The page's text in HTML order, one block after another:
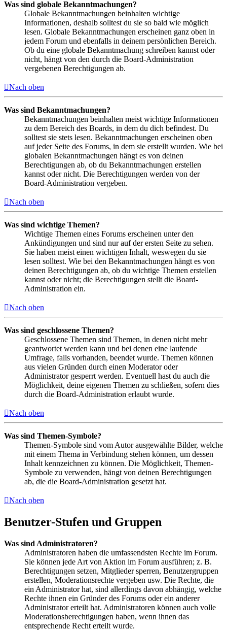
Was sind globale Bekanntmachungen?
Globale Bekanntmachungen beinhalten wichtige
Informationen, deshalb solltest du sie so bald wie möglich
lesen. Globale Bekanntmachungen erscheinen ganz oben in
jedem Forum und ebenfalls in deinem persönlichen Bereich.
Ob du eine globale Bekanntmachung schreiben kannst oder
nicht, hängt von den durch die Board-Administration
vergebenen Berechtigungen ab.
Nach oben
Was sind Bekanntmachungen?
Bekanntmachungen beinhalten meist wichtige Informationen
zu dem Bereich des Boards, in dem du dich befindest. Du
solltest sie stets lesen. Bekanntmachungen erscheinen oben
auf jeder Seite des Forums, in dem sie erstellt wurden. Wie bei
globalen Bekanntmachungen hängt es von deinen
Berechtigungen ab, ob du Bekanntmachungen erstellen
kannst oder nicht. Die Berechtigungen werden von der
Board-Administration vergeben.
Nach oben
Was sind wichtige Themen?
Wichtige Themen eines Forums erscheinen unter den
Ankündigungen und sind nur auf der ersten Seite zu sehen.
Sie haben meist einen wichtigen Inhalt, weswegen du sie
lesen solltest. Wie bei den Bekanntmachungen hängt es von
deinen Berechtigungen ab, ob du wichtige Themen erstellen
kannst oder nicht; die Berechtigungen stellt die Board-
Administration ein.
Nach oben
Was sind geschlossene Themen?
Geschlossene Themen sind Themen, in denen nicht mehr
geantwortet werden kann und bei denen eine laufende
Umfrage, falls vorhanden, beendet wurde. Themen können
aus vielen Gründen durch einen Moderator oder
Administrator gesperrt werden. Eventuell hast du auch die
Möglichkeit, deine eigenen Themen zu schließen, sofern dies
durch die Board-Administration erlaubt wurde.
Nach oben
Was sind Themen-Symbole?
Themen-Symbole sind vom Autor ausgewählte Bilder, welche
mit einem Thema in Verbindung stehen können, um dessen
Inhalt kennzeichnen zu können. Die Möglichkeit, Themen-
Symbole zu verwenden, hängt von deinen Berechtigungen
ab, die die Board-Administration gesetzt hat.
Nach oben
Benutzer-Stufen und Gruppen
Was sind Administratoren?
Administratoren haben die umfassendsten Rechte im Forum.
Sie können jede Art von Aktion im Forum ausführen; z. B.
Berechtigungen setzen, Mitglieder sperren, Benutzergruppen
erstellen, Moderationsrechte vergeben usw. Die Rechte, die
ein Administrator hat, sind allerdings davon abhängig, welche
Rechte ihnen ein Gründer des Forums oder ein anderer
Administrator erteilt hat. Administratoren können auch volle
Moderationsberechtigungen haben, wenn ihnen das
entsprechende Recht erteilt wurde.